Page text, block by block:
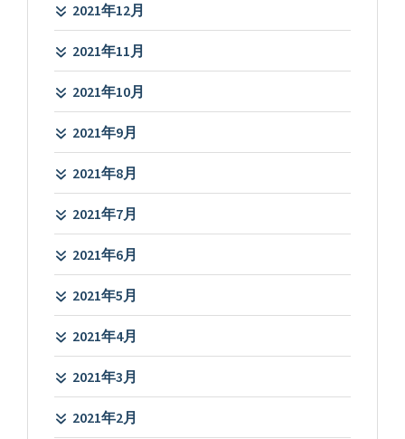
2021年12月
2021年11月
2021年10月
2021年9月
2021年8月
2021年7月
2021年6月
2021年5月
2021年4月
2021年3月
2021年2月